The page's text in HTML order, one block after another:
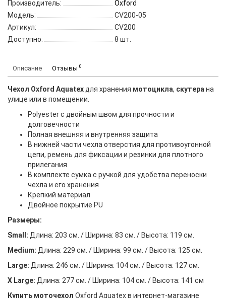
Производитель:
Oxford
Модель:
CV200-05
Артикул:
CV200
Доступно:
8 шт.
Описание Отзывы 0
Чехол Oxford Aquatex для хранения мотоцикла, скутера на
улице или в помещении.
Polyester с двойным швом для прочности и
долговечности
Полная внешняя и внутренняя защита
В нижней части чехла отверстия для противоугонной
цепи, ремень для фиксации и резинки для плотного
прилегания
В комплекте сумка с ручкой для удобства переноски
чехла и его хранения
Крепкий материал
Двойное покрытие PU
Размеры:
Small: Длина: 203 см. / Ширина: 83 см. / Высота: 119 см.
Medium: Длина: 229 см. / Ширина: 99 см. / Высота: 125 см.
Large: Длина: 246 см. / Ширина: 104 см. / Высота: 127 см.
X Large: Длина: 277 см. / Ширина: 104 см. / Высота: 141 см
Купить моточехол Oxford Aquatex в интернет-магазине